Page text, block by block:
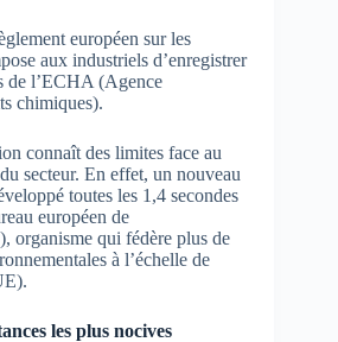
européen sur les
aux industriels d’enregistrer
de l’ECHA (Agence
chimiques).
connaît des limites face au
secteur. En effet, un nouveau
toutes les 1,4 secondes
européen de
organisme qui fédère plus de
à l’échelle de
les plus nocives